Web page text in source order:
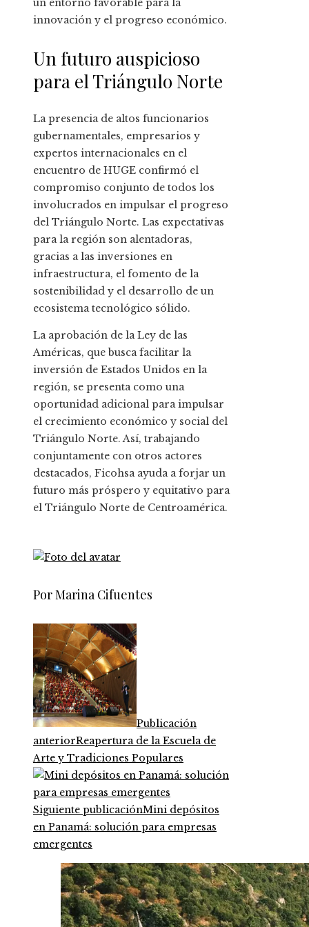
un entorno favorable para la
innovación y el progreso económico.
Un futuro auspicioso
para el Triángulo Norte
La presencia de altos funcionarios
gubernamentales, empresarios y
expertos internacionales en el
encuentro de HUGE confirmó el
compromiso conjunto de todos los
involucrados en impulsar el progreso
del Triángulo Norte. Las expectativas
para la región son alentadoras,
gracias a las inversiones en
infraestructura, el fomento de la
sostenibilidad y el desarrollo de un
ecosistema tecnológico sólido.
La aprobación de la Ley de las
Américas, que busca facilitar la
inversión de Estados Unidos en la
región, se presenta como una
oportunidad adicional para impulsar
el crecimiento económico y social del
Triángulo Norte. Así, trabajando
conjuntamente con otros actores
destacados, Ficohsa ayuda a forjar un
futuro más próspero y equitativo para
el Triángulo Norte de Centroamérica.
Por Marina Cifuentes
Publicación
anteriorReapertura de la Escuela de
Arte y Tradiciones Populares
Siguiente publicaciónMini depósitos
en Panamá: solución para empresas
emergentes